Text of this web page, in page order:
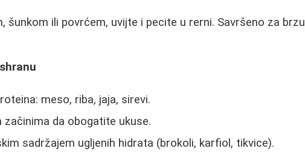
šunkom ili povrćem, uvijte i pecite u rerni. Savršeno za brzu
meso, riba, jaja, sirevi.
da obogatite ukuse.
sadržajem ugljenih hidrata (brokoli, karfiol, tikvice).